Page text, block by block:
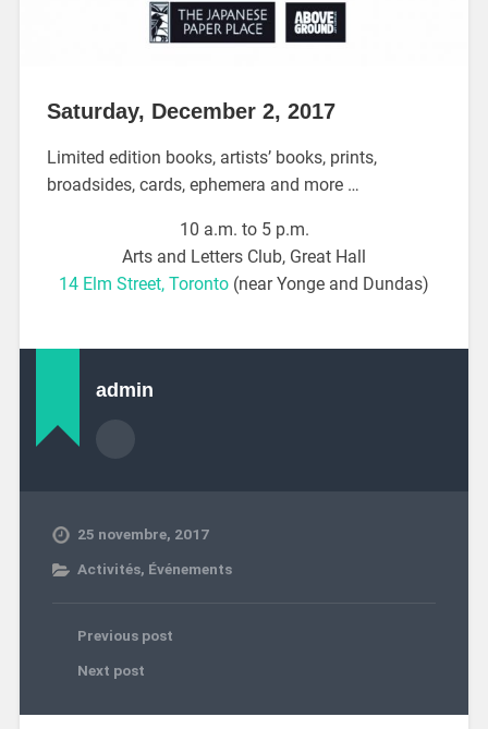
Saturday, December 2, 2017
Limited edition books, artists’ books, prints,
broadsides, cards, ephemera and more …
10 a.m. to 5 p.m.
Arts and Letters Club, Great Hall
14 Elm Street, Toronto (near Yonge and Dundas)
admin
25 novembre, 2017
Activités, Événements
Previous post
Next post